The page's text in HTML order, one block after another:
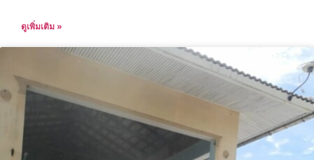
ดูเพิ่มเติม »